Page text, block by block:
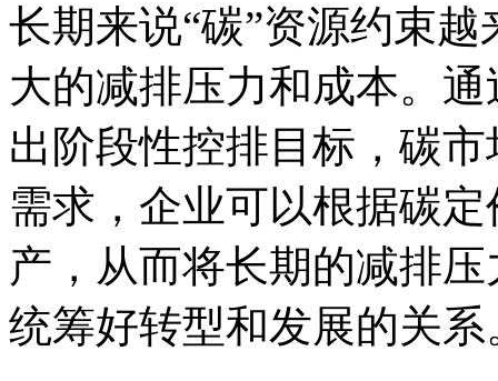
长期来说“碳”资源约束
大的减排压力和成本。
出阶段性控排目标，碳
需求，企业可以根据碳
产，从而将长期的减排
统筹好转型和发展的关系